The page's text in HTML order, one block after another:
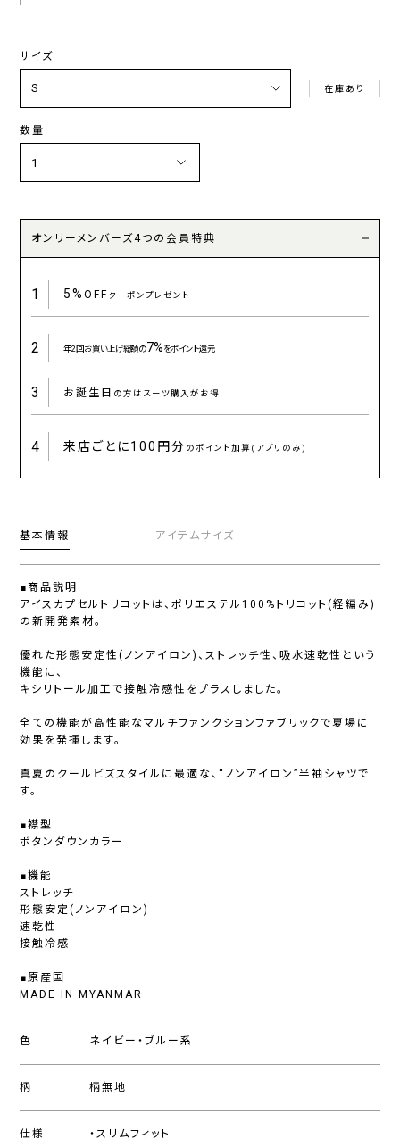
サイズ
在庫あり
数量
オンリーメンバーズ4つの会員特典
1 5%OFFクーポンプレゼント
2 年2回お買い上げ総額の7%をポイント還元
3 お誕生日 の方はスーツ購入がお得
4 来店ごとに100円分 のポイント加算(アプリのみ)
基本情報 アイテムサイズ
■商品説明
アイスカプセルトリコットは、ポリエステル100%トリコット(経編み)
の新開発素材。
優れた形態安定性(ノンアイロン)、ストレッチ性、吸水速乾性という
機能に、
キシリトール加工で接触冷感性をプラスしました。
全ての機能が高性能なマルチファンクションファブリックで夏場に
効果を発揮します。
真夏のクールビズスタイルに最適な、“ノンアイロン”半袖シャツで
す。
■襟型
ボタンダウンカラー
■機能
ストレッチ
形態安定(ノンアイロン)
速乾性
接触冷感
■原産国
MADE IN MYANMAR
色 ネイビー・ブルー系
柄 柄無地
仕様 ・スリムフィット